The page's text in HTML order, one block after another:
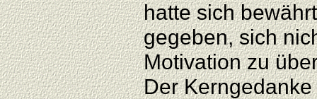
hatte sich
gegeben, sich
Motivation zu
Der